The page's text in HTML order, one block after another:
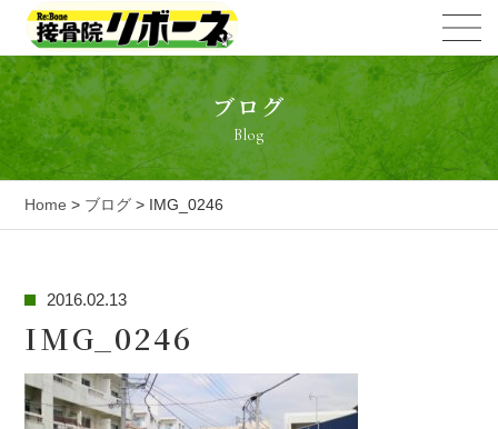
ブログ
Blog
Home > ブログ > IMG_0246
2016.02.13
IMG_0246